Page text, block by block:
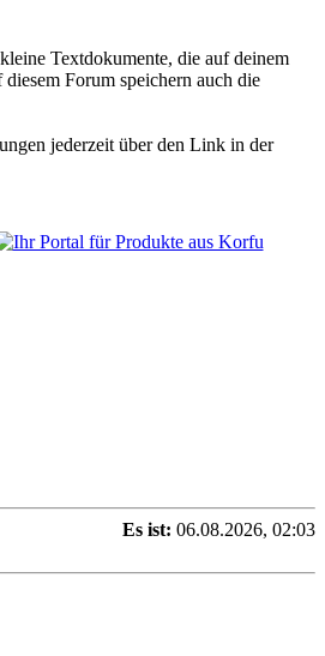
Textdokumente, die auf deinem
Forum speichern auch die
jederzeit über den Link in der
Es ist: 06.08.2026, 02:03